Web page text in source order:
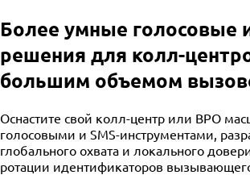
Более умные голосовые
решения для колл-
большим объемом
Оснастите свой колл-центр или BPO
голосовыми и SMS-инструментами,
глобального охвата и локального
ротации идентификаторов